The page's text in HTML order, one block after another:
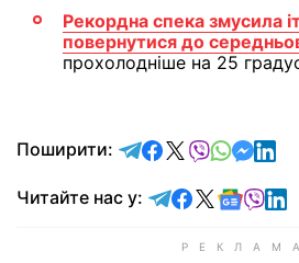
Рекордна спека змусила
повернутися до
прохолодніше на 25
Поширити: відправити у
поділитись у
поділитись у
Читайте нас у: Читайте у
Читайте у
Читайте у